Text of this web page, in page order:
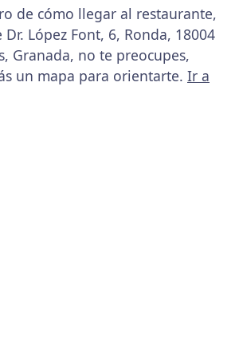
de cómo llegar al restaurante,
López Font, 6, Ronda, 18004
Granada, no te preocupes,
un mapa para orientarte. Ir a